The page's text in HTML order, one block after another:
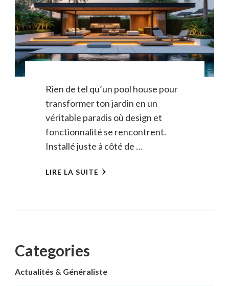
Rien de tel qu’un pool house pour
transformer ton jardin en un
véritable paradis où design et
fonctionnalité se rencontrent.
Installé juste à côté de …
LIRE LA SUITE
Categories
Actualités & Généraliste